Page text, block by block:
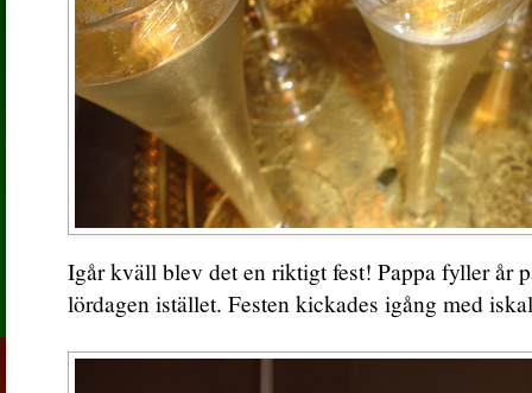
Igår kväll blev det en riktigt fest! Pappa fyller år
lördagen istället. Festen kickades igång med